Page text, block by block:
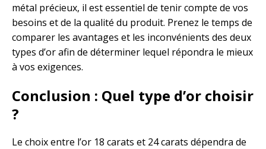
métal précieux, il est essentiel de tenir compte de vos
besoins et de la qualité du produit. Prenez le temps de
comparer les avantages et les inconvénients des deux
types d’or afin de déterminer lequel répondra le mieux
à vos exigences.
Conclusion : Quel type d’or choisir
?
Le choix entre l’or 18 carats et 24 carats dépendra de